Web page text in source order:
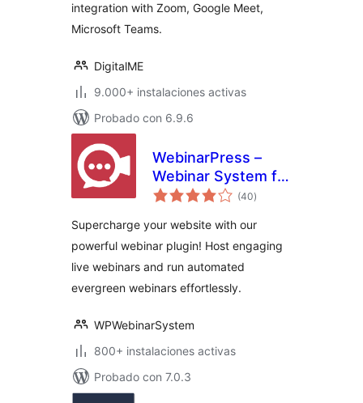
integration with Zoom, Google Meet,
Microsoft Teams.
DigitalME
9.000+ instalaciones activas
Probado con 6.9.6
WebinarPress –
Webinar System for
WordPress
(40valoraciones
en
)
Supercharge your website with our
powerful webinar plugin! Host engaging
live webinars and run automated
evergreen webinars effortlessly.
WPWebinarSystem
800+ instalaciones activas
Probado con 7.0.3